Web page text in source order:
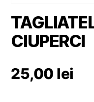
CIUPERCI
25,00 lei